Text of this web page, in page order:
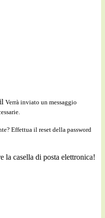
Verrà inviato un messaggio
Effettua il reset della password
la casella di posta elettronica!